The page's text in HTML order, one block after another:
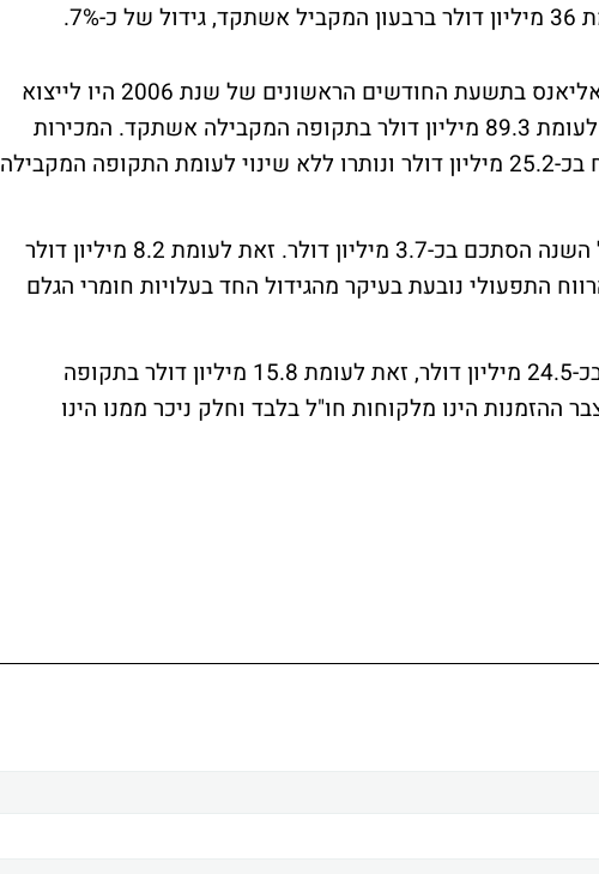
עוד עולה מהדוח, כי כ-78% ממכירות אליאנס בתשעת החודשים הראשונים של שנת 2006 היו לייצוא
והסתכמו בסך של כ-92.2 מיליון דולר לעומת 89.3 מיליון דולר בתקופה המקבילה אשתקד. המכירות
לשוק המקומי הסתכמו בתקופת הדו"ח בכ-25.2 מיליון דולר ונותרו ללא שינוי לעומת התקופה המקבילה
הרווח התפעולי בתשעת החודשים של השנה הסתכם בכ-3.7 מיליון דולר. זאת לעומת 8.2 מיליון דולר
התפעולי נובעת בעיקר מהגידול החד בעלויות חומרי הגלם
צבר ההזמנות בתום ספטמבר הסתכם בכ-24.5 מיליון דולר, זאת לעומת 15.8 מיליון דולר בתקופה
אשתקד. גידול של כ-55%. צבר ההזמנות הינו מלקוחות חו"ל בלבד וחלק ניכר ממנו הינו